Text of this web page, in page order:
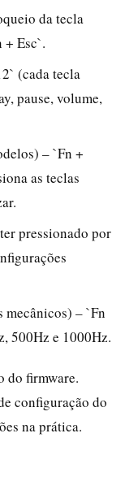
da tecla
+ Esc`.
(cada tecla
pause, volume,
– `Fn +
as teclas
pressionado por
mecânicos) – `Fn
500Hz e 1000Hz.
do firmware.
configuração do
na prática.